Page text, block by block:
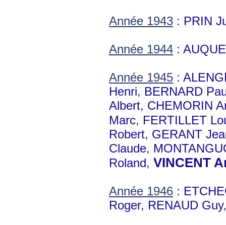
Année 1943 : PRIN
Année 1944 :
Année 1945 :
Henri, BERNARD
Albert, CHEMORIN
Marc, FERTILLET
Robert, GERANT
Claude,
Roland, VINCENT
Année 1946 :
Roger, RENAUD Guy